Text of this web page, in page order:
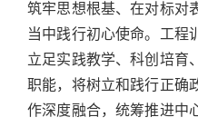
筑牢思想根基、在对标对
当中践行初心使命。工程
立足实践教学、科创培育
职能，将树立和践行正确
作深度融合，统筹推进中